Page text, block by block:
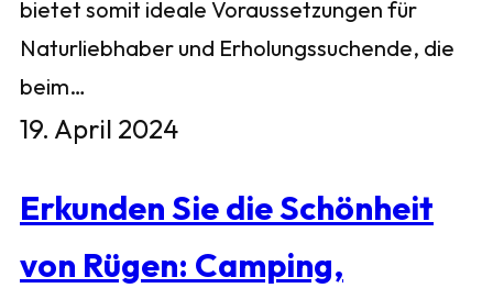
bietet somit ideale Voraussetzungen für
Naturliebhaber und Erholungssuchende, die
beim…
19. April 2024
Erkunden Sie die Schönheit
von Rügen: Camping,